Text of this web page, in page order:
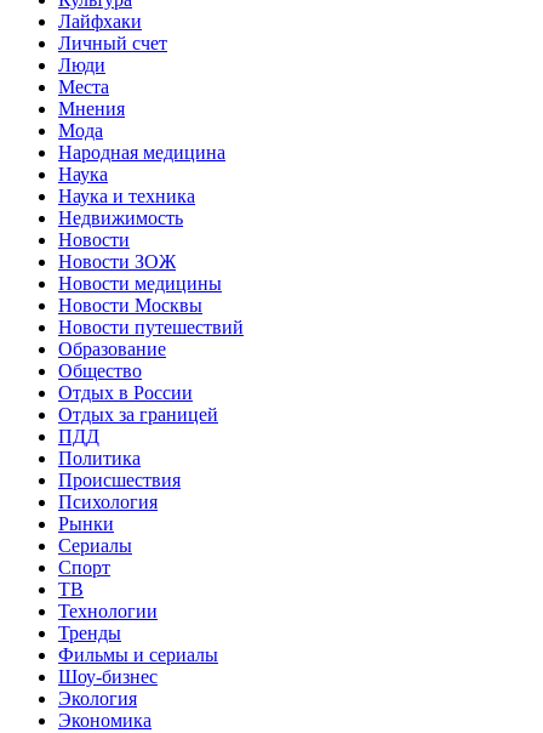
Лайфхаки
Личный счет
Люди
Места
Мнения
Мода
Народная медицина
Наука
Наука и техника
Недвижимость
Новости
Новости ЗОЖ
Новости медицины
Новости Москвы
Новости путешествий
Образование
Общество
Отдых в России
Отдых за границей
ПДД
Политика
Происшествия
Психология
Рынки
Сериалы
Спорт
ТВ
Технологии
Тренды
Фильмы и сериалы
Шоу-бизнес
Экология
Экономика